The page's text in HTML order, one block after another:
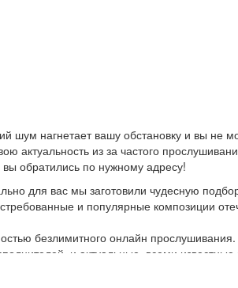
шум нагнетает вашу обстановку и вы не
актуальность из за частого
обратились по нужному адресу!
для вас мы заготовили чудесную
и популярные композиции
безлимитного онлайн прослушивания.
и актуальные, всеми известные